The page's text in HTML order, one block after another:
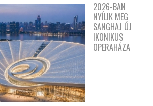
2026-BAN
NYÍLIK MEG
SANGHAJ ÚJ
IKONIKUS
OPERAHÁZA